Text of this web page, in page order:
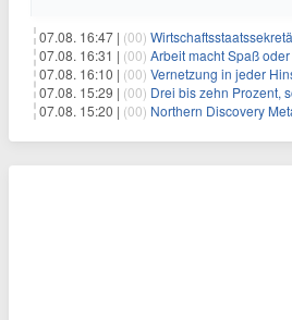
07.08. 16:47 | (00) Wirtschaftsstaatssekretär Thomas Dörflinger
07.08. 16:31 | (00) Arbeit macht Spaß
07.08. 16:10 | (00) Vernetzung in jeder Hinsicht –
07.08. 15:29 | (00) Drei bis zehn Prozent, so viel
07.08. 15:20 | (00) Northern Discovery Metals gibt die